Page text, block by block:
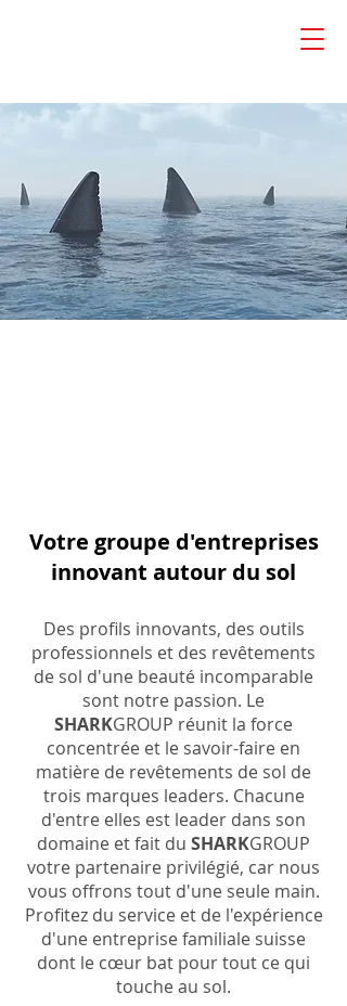
Votre groupe d'entreprises
innovant autour du sol
Des profils innovants, des outils
professionnels et des revêtements
de sol d'une beauté incomparable
sont notre passion. Le
SHARKGROUP réunit la force
concentrée et le savoir-faire en
matière de revêtements de sol de
trois marques leaders. Chacune
d'entre elles est leader dans son
domaine et fait du SHARKGROUP
votre partenaire privilégié, car nous
vous offrons tout d'une seule main.
Profitez du service et de l'expérience
d'une entreprise familiale suisse
dont le cœur bat pour tout ce qui
touche au sol.